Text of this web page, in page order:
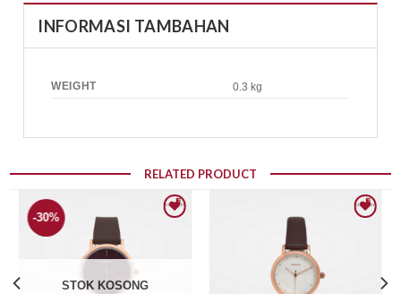
INFORMASI TAMBAHAN
WEIGHT 0.3 kg
RELATED PRODUCT
-30%
Add to wishlist
STOK KOSONG
Add to wishlist